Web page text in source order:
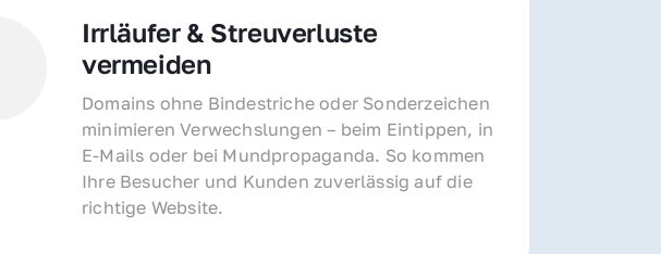
Irrläufer & Streuverluste
vermeiden
Domains ohne Bindestriche oder Sonderzeichen
minimieren Verwechslungen – beim Eintippen, in
E-Mails oder bei Mundpropaganda. So kommen
Ihre Besucher und Kunden zuverlässig auf die
richtige Website.